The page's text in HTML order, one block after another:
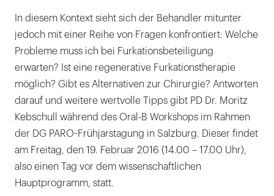
In diesem Kontext sieht sich der Behandler mitunter
jedoch mit einer Reihe von Fragen konfrontiert: Welche
Probleme muss ich bei Furkationsbeteiligung
erwarten? Ist eine regenerative Furkationstherapie
möglich? Gibt es Alternativen zur Chirurgie? Antworten
darauf und weitere wertvolle Tipps gibt PD Dr. Moritz
Kebschull während des Oral-B Workshops im Rahmen
der DG PARO-Frühjarstagung in Salzburg. Dieser findet
am Freitag, den 19. Februar 2016 (14.00 – 17.00 Uhr),
also einen Tag vor dem wissenschaftlichen
Hauptprogramm, statt.